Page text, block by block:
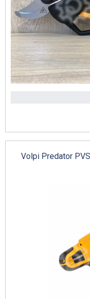
AS-
Husqvarna
Volpi Predator